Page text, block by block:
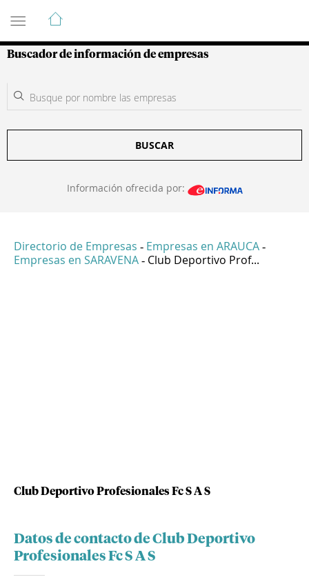
Guía de Empresas Colombianas
Buscador de información de empresas
BUSCAR
Información ofrecida por:
Directorio de Empresas - Empresas en ARAUCA -
Empresas en SARAVENA - Club Deportivo Prof...
Club Deportivo Profesionales Fc S A S
Datos de contacto de Club Deportivo
Profesionales Fc S A S